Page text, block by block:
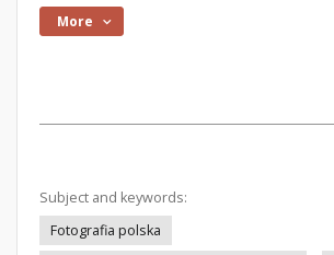
More
Subject and keywords:
Fotografia polska